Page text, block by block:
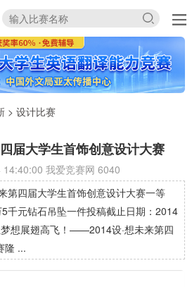
> 设计比赛
届大学生首饰创意设计大赛
我爱竞赛网 6040
第四届大学生首饰创意设计大赛一等
千元钻石吊坠一件投稿截止日期：2014
想展翅高飞！——2014设·想未来第四
隆 ...